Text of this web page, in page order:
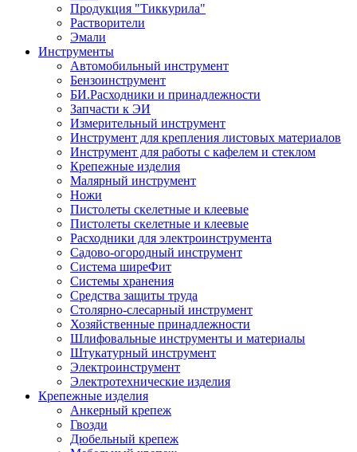
Продукция "Тиккурила"
Растворители
Эмали
Инструменты
Автомобильный инструмент
Бензоинструмент
БИ.Расходники и принадлежности
Запчасти к ЭИ
Измерительный инструмент
Инструмент для крепления листовых материалов
Инструмент для работы с кафелем и стеклом
Крепежные изделия
Малярный инструмент
Ножи
Пистолеты скелетные и клеевые
Пистолеты скелетные и клеевые
Расходники для электроинструмента
Садово-огородный инструмент
Система ширеФит
Системы хранения
Средства защиты труда
Столярно-слесарный инструмент
Хозяйственные принадлежности
Шлифовальные инструменты и материалы
Штукатурный инструмент
Электроинструмент
Электротехнические изделия
Крепежные изделия
Анкерный крепеж
Гвозди
Дюбельный крепеж